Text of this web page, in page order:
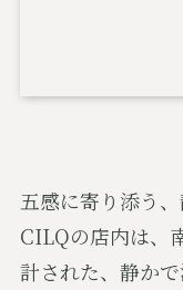
五感に寄り添う
CILQの店内は、
計された、静かで